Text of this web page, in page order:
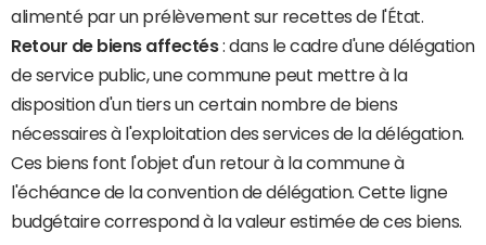
alimenté par un prélèvement sur recettes de l'État.
Retour de biens affectés: dans le cadre d'une délégation
de service public, une commune peut mettre à la
disposition d'un tiers un certain nombre de biens
nécessaires à l'exploitation des services de la délégation.
Ces biens font l'objet d'un retour à la commune à
l'échéance de la convention de délégation. Cette ligne
budgétaire correspond à la valeur estimée de ces biens.